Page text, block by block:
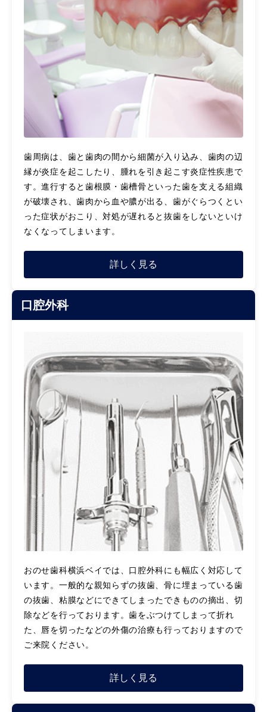
歯周病は、歯と歯肉の間から細菌が入り込み、歯肉の辺
縁が炎症を起こしたり、腫れを引き起こす炎症性疾患で
す。進行すると歯根膜・歯槽骨といった歯を支える組織
が破壊され、歯肉から血や膿が出る、歯がぐらつくとい
った症状がおこり、対処が遅れると抜歯をしないといけ
なくなってしまいます。
詳しく見る
口腔外科
おのせ歯科横浜ベイでは、口腔外科にも幅広く対応して
います。一般的な親知らずの抜歯、骨に埋まっている歯
の抜歯、粘膜などにできてしまったできものの摘出、切
除などを行っております。歯をぶつけてしまって折れ
た、唇を切ったなどの外傷の治療も行っておりますので
ご来院ください。
詳しく見る